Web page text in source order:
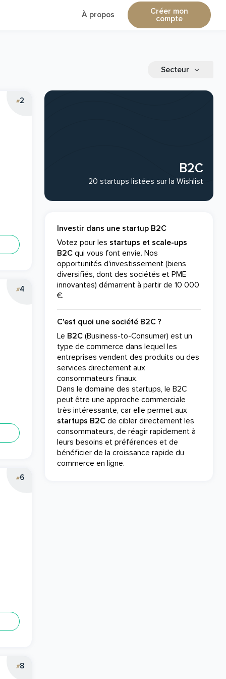
À propos Créer mon
compte
Secteur
#2
#4
#6
#8
B2C
20 startups listées sur la Wishlist
Investir dans une startup B2C
Votez pour les startups et scale-ups
B2Cqui vous font envie. Nos
opportunités d'investissement (biens
diversifiés, dont des sociétés et PME
innovantes) démarrent à partir de 10 000
€.
C'est quoi une société B2C ?
Le B2C(Business-to-Consumer) est un
type de commerce dans lequel les
entreprises vendent des produits ou des
services directement aux
consommateurs finaux.
Dans le domaine des startups, le B2C
peut être une approche commerciale
très intéressante, car elle permet aux
startups B2Cde cibler directement les
consommateurs, de réagir rapidement à
leurs besoins et préférences et de
bénéficier de la croissance rapide du
commerce en ligne.